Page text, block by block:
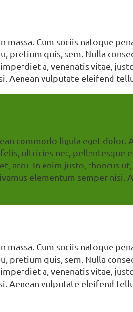
Cum sociis natoque
pretium quis, sem. Nulla
a, venenatis vitae,
Aenean vulputate eleifend
commodo ligula eget dolor.
ultricies nec, pellentesque
arcu. In enim justo, rhoncus
elementum semper nisi.
Cum sociis natoque
pretium quis, sem. Nulla
a, venenatis vitae,
Aenean vulputate eleifend